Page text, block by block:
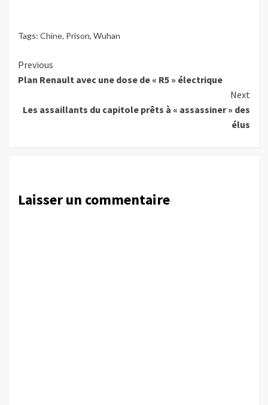
Tags: Chine, Prison, Wuhan
Continue
Reading
Previous
Plan Renault avec une dose de « R5 » électrique
Next
Les assaillants du capitole prêts à « assassiner » des
élus
Laisser un commentaire